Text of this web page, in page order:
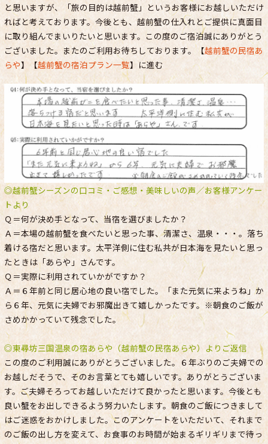
と思いますが、「旅の目的は越前蟹」というお客様にお越しいただけ
ればと考えております。今後とも、越前蟹の仕入れとご提供に真面目
に取り組んでまいりたいと思います。この度のご宿泊誠にありがとう
ございました。またのご利用お待ちしております。【越前蟹の民宿あ
らや】【越前蟹の宿泊プラン一覧】に進む
◎越前蟹シーズンの口コミ・ご感想・美味しいの声／お客様アンケー
トより
Ｑ＝何が決め手となって、当宿を選びましたか？
Ａ＝本場の越前蟹を食べたいと思った事、清潔さ、温泉・・・。落ち
着ける宿だと思います。太平洋側に住む私共が日本海を見たいと思っ
たときは「あらや」さんです。
Ｑ＝実際に利用されていかがですか？
Ａ＝６年前と同じ居心地の良い宿でした。「また元気に来ようね」か
ら６年、元気に夫婦でお邪魔出きて嬉しかったです。※朝食のご飯が
さめかかっていて残念でした。
◎東尋坊三国温泉の宿あらや（越前蟹の民宿あらや）よりご返信
この度のご利用誠にありがとうございました。６年ぶりのご夫婦での
お越しだそうで、そのお言葉とても嬉しいです。ありがとうございま
す。ご夫婦そろってお越しいただけて良かったと思います。今後とも
良い蟹をお出しできるよう努力いたします。朝食のご飯につきまして
はご迷惑をおかけしました。このアンケートをいただいて、それまで
のご飯の出し方を変えて、お食事のお時間が始まるギリギリまで待っ